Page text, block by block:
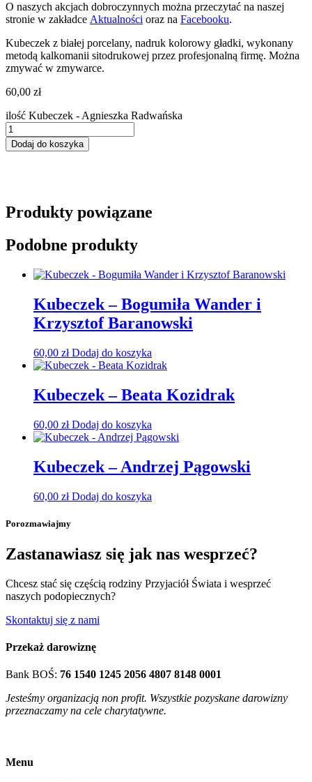
O naszych akcjach dobroczynnych można przeczytać na naszej
stronie w zakładce Aktualności oraz na Facebooku.
Kubeczek z białej porcelany, nadruk kolorowy gładki, wykonany
metodą kalkomanii sitodrukowej przez profesjonalną firmę. Można
zmywać w zmywarce.
60,00 zł
ilość Kubeczek - Agnieszka Radwańska
Dodaj do koszyka
Produkty powiązane
Podobne produkty
Kubeczek – Bogumiła Wander i
Krzysztof Baranowski
60,00 zł Dodaj do koszyka
Kubeczek – Beata Kozidrak
60,00 zł Dodaj do koszyka
Kubeczek – Andrzej Pągowski
60,00 zł Dodaj do koszyka
Porozmawiajmy
Zastanawiasz się jak nas wesprzeć?
Chcesz stać się częścią rodziny Przyjaciół Świata i wesprzeć
naszych podopiecznych?
Skontaktuj się z nami
Przekaż darowiznę
Bank BOŚ: 76 1540 1245 2056 4807 8148 0001
Jesteśmy organizacją non profit. Wszystkie pozyskane darowizny
przeznaczamy na cele charytatywne.
Menu